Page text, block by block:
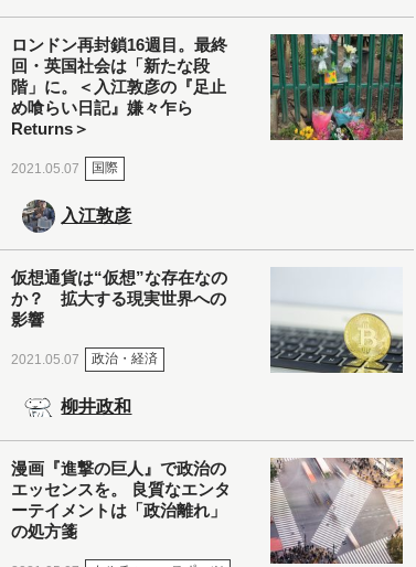
ロンドン再封鎖16週目。最終
回・英国社会は「新たな段
階」に。＜入江敦彦の『足止
め喰らい日記』嫌々乍ら
Returns＞
2021.05.07 国際
入江敦彦
仮想通貨は“仮想”な存在なの
か？ 拡大する現実世界への
影響
2021.05.07 政治・経済
柳井政和
漫画『進撃の巨人』で政治の
エッセンスを。 良質なエンタ
ーテイメントは「政治離れ」
の処方箋